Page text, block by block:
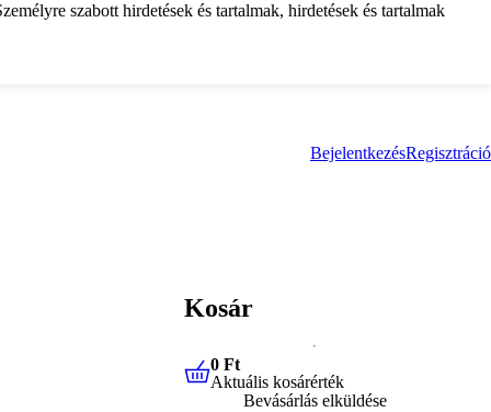
szabott hirdetések és tartalmak, hirdetések és tartalmak
BejelentkezésRegisztráció
Kosár
0 FtAktuális kosárérték
0 Ft
Aktuális kosárérték
Bevásárlás elküldése